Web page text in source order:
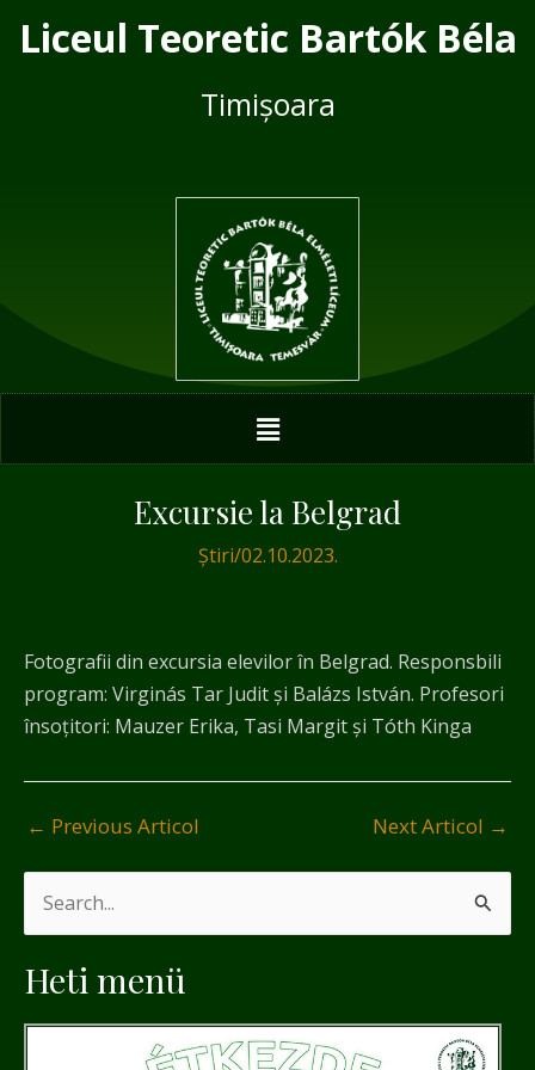
Liceul Teoretic Bartók Béla
Timișoara
Menu
Excursie la Belgrad
Știri/02.10.2023.
Fotografii din excursia elevilor în Belgrad. Responsbili
program: Virginás Tar Judit și Balázs István. Profesori
însoțitori: Mauzer Erika, Tasi Margit și Tóth Kinga
navigation
← Previous Articol Next Articol →
a
r
Heti menü